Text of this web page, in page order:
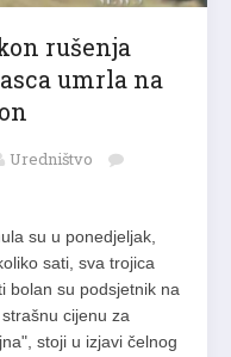
rušenja
umrla na
Uredništvo
su u ponedjeljak,
sati, sva trojica
bolan su podsjetnik na
cijenu za
stoji u izjavi čelnog